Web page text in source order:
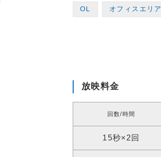
OL オフィスエリア
放映料金
回数/時間
15秒×2回